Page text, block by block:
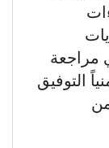
مراجعة
التوفيق